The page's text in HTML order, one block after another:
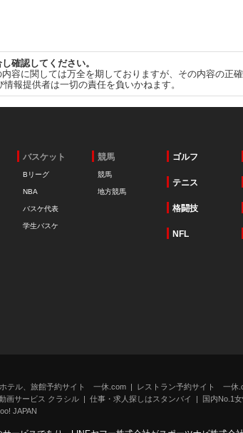
確認してください。
容に関しては万全を期しておりますが、その内容の正
報提供者は一切の責任を負いかねます。
バスケット
Bリーグ
NBA
バスケ代表
学生バスケ
競馬
競馬
地方競馬
ゴルフ
テニス
格闘技
NFL
ホテル、旅館予約サイト 一休.com
レストラン予約サイト 一休
画サービス クラシル 仕事・求人探しはスタンバイ
国内No.1
JAPAN